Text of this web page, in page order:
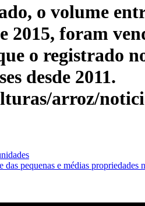
o volume
foram
o registrado
desde 2011.
arroz/
pequenas e médias propriedades